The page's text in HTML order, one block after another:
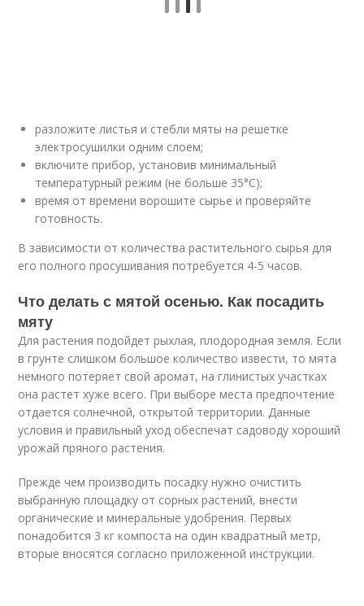
разложите листья и стебли мяты на решетке
электросушилки одним слоем;
включите прибор, установив минимальный
температурный режим (не больше 35°С);
время от времени ворошите сырье и проверяйте
готовность.
В зависимости от количества растительного сырья для
его полного просушивания потребуется 4-5 часов.
Что делать с мятой осенью. Как посадить
мяту
Для растения подойдет рыхлая, плодородная земля. Если
в грунте слишком большое количество извести, то мята
немного потеряет свой аромат, на глинистых участках
она растет хуже всего. При выборе места предпочтение
отдается солнечной, открытой территории. Данные
условия и правильный уход обеспечат садоводу хороший
урожай пряного растения.
Прежде чем производить посадку нужно очистить
выбранную площадку от сорных растений, внести
органические и минеральные удобрения. Первых
понадобится 3 кг компоста на один квадратный метр,
вторые вносятся согласно приложенной инструкции.